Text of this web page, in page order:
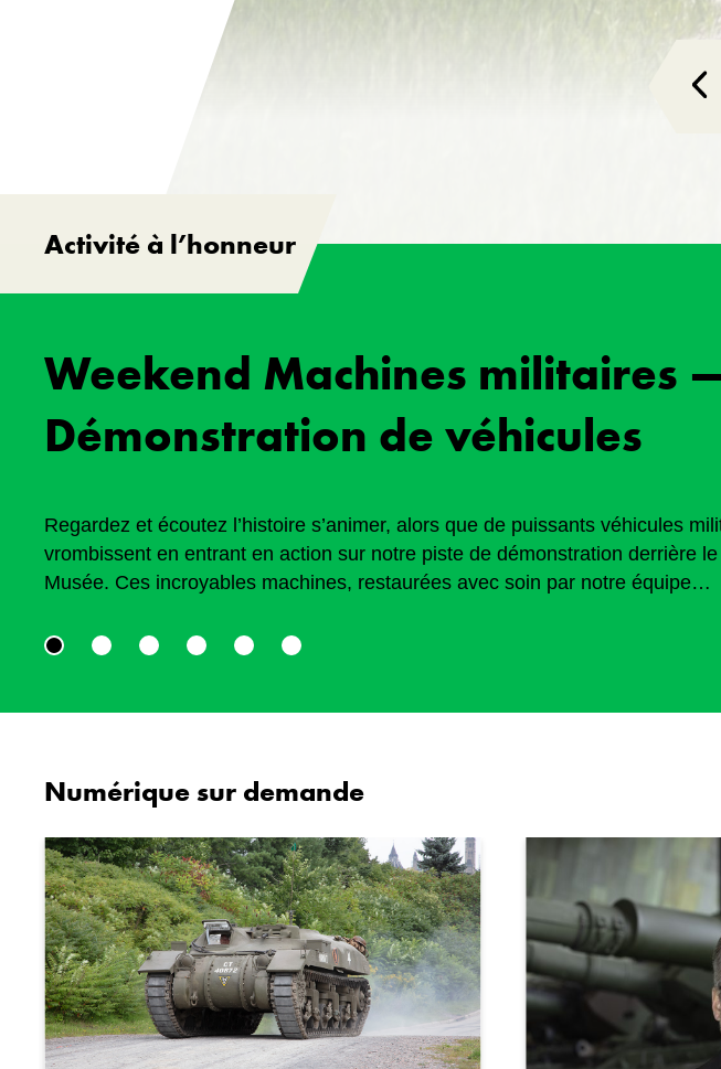
Activité à l’honneur
Weekend Machines militaires
Démonstration de véhicules
Regardez et écoutez l’histoire s’animer, alors que de puissants véhicules
vrombissent en entrant en action sur notre piste de démonstration derrière le
Musée. Ces incroyables machines, restaurées avec soin par notre équipe
à façonner le monde d’aujourd’hui. 8 et 9 aout 2026 Avec le généreux soutien
Numérique sur demande